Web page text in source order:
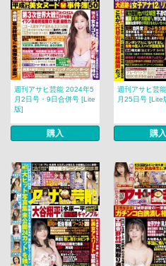
週刊アサヒ芸能 2024年5
月2日号・9日合併号 [Lite
版]
購入
週刊アサヒ芸
月25日号 [Lite
購入